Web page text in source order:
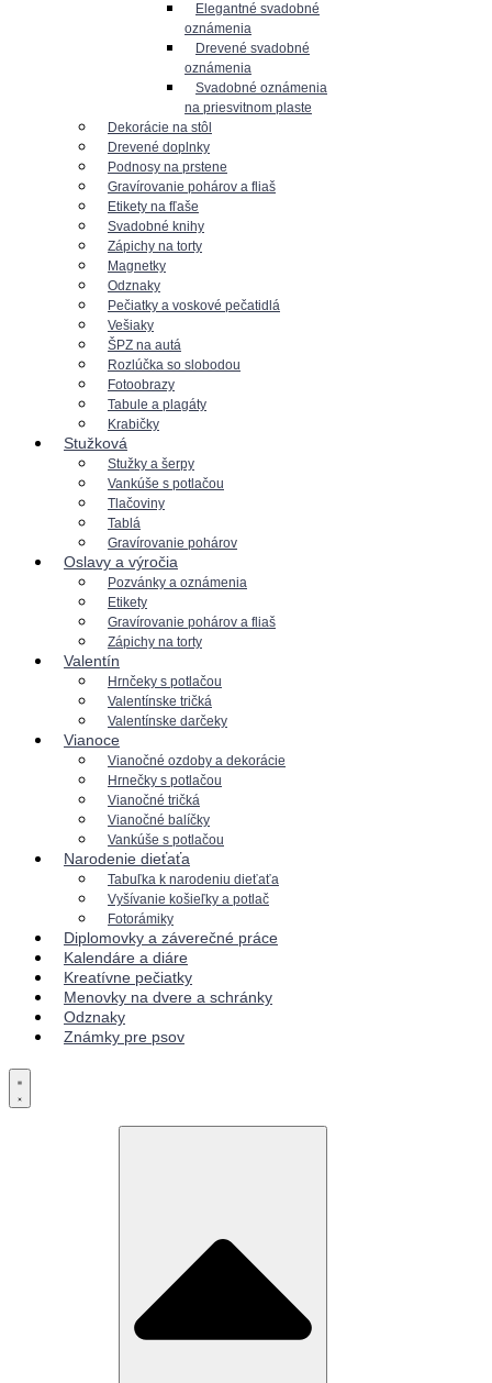
Elegantné svadobné
oznámenia
Drevené svadobné
oznámenia
Svadobné oznámenia
na priesvitnom plaste
Dekorácie na stôl
Drevené doplnky
Podnosy na prstene
Gravírovanie pohárov a fliaš
Etikety na fľaše
Svadobné knihy
Zápichy na torty
Magnetky
Odznaky
Pečiatky a voskové pečatidlá
Vešiaky
ŠPZ na autá
Rozlúčka so slobodou
Fotoobrazy
Tabule a plagáty
Krabičky
Stužková
Stužky a šerpy
Vankúše s potlačou
Tlačoviny
Tablá
Gravírovanie pohárov
Oslavy a výročia
Pozvánky a oznámenia
Etikety
Gravírovanie pohárov a fliaš
Zápichy na torty
Valentín
Hrnčeky s potlačou
Valentínske tričká
Valentínske darčeky
Vianoce
Vianočné ozdoby a dekorácie
Hrnečky s potlačou
Vianočné tričká
Vianočné balíčky
Vankúše s potlačou
Narodenie dieťaťa
Tabuľka k narodeniu dieťaťa
Vyšívanie košieľky a potlač
Fotorámiky
Diplomovky a záverečné práce
Kalendáre a diáre
Kreatívne pečiatky
Menovky na dvere a schránky
Odznaky
Známky pre psov